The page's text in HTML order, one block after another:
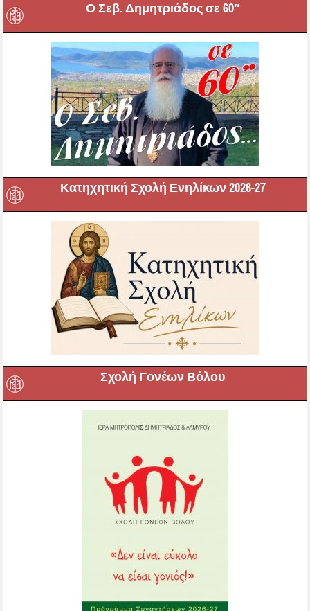
Ο Σεβ. Δημητριάδος σε 60″
Κατηχητική Σχολή Ενηλίκων 2026-27
Σχολή Γονέων Βόλου